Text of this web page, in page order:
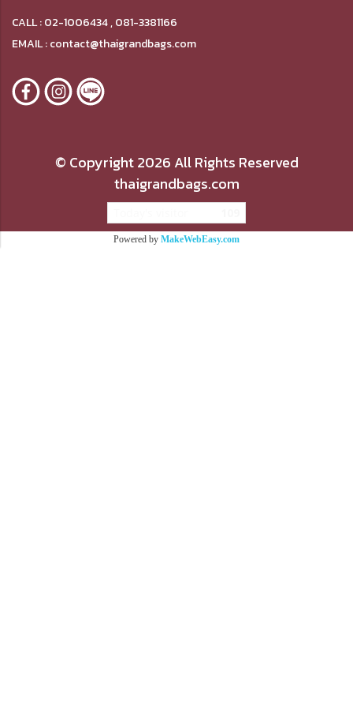
CALL : 02-1006434 , 081-3381166
EMAIL : contact@thaigrandbags.com
© Copyright 2026 All Rights Reserved
thaigrandbags.com
Powered by MakeWebEasy.com